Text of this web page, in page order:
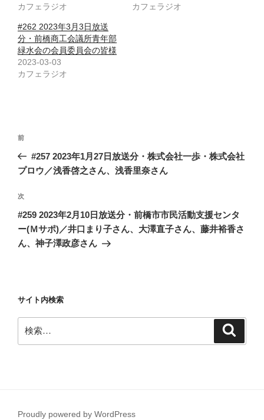
カフェラジオ
カフェラジオ
#262 2023年3月3日放送
分・前橋商工会議所青年部
緑水会の会員委員会の皆様
2023-03-03
カフェラジオ
投
ナ
ゲ
ー
シ
ョ
前
の
投
前
#257 2023年1月27日放送分・株式会社一歩・株式会社
プロウ／浅香啓之さん、浅香里奈さん
次
の
稿
次
#259 2023年2月10日放送分・前橋市市民活動支援センタ
ー(Ｍサポ)／井口まり子さん、大澤直子さん、藤井裕香さ
ん、神子澤政彦さん
サイト内検索
索:
Proudly powered by WordPress